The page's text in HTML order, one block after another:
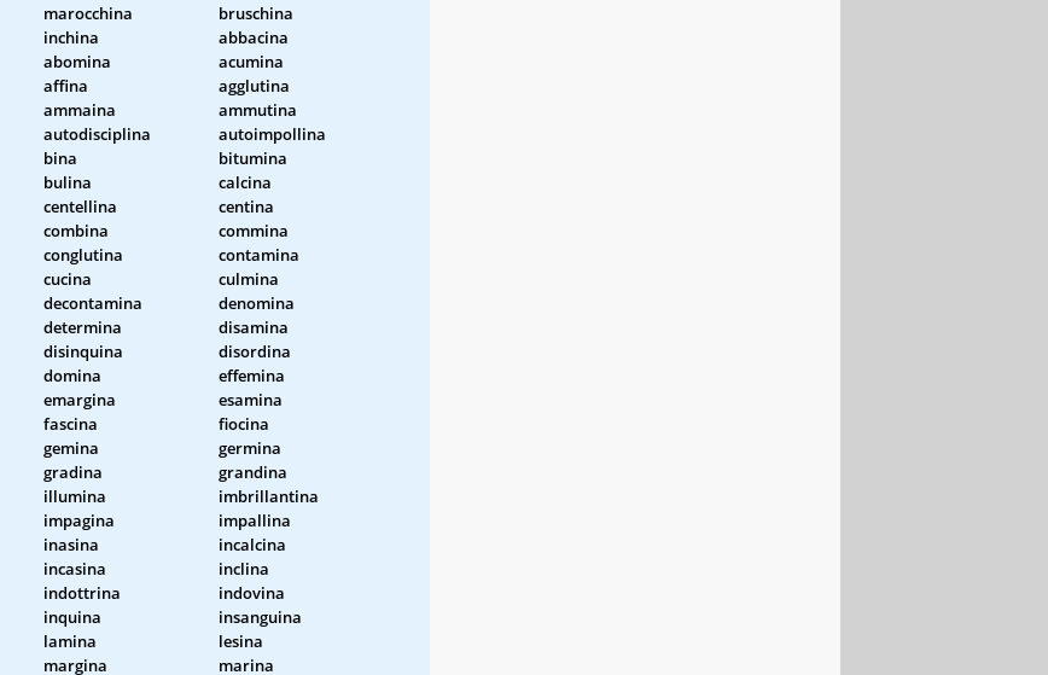
marocchina
bruschina
inchina
abbacina
abomina
acumina
affina
agglutina
ammaina
ammutina
autodisciplina
autoimpollina
bina
bitumina
bulina
calcina
centellina
centina
combina
commina
conglutina
contamina
cucina
culmina
decontamina
denomina
determina
disamina
disinquina
disordina
domina
effemina
emargina
esamina
fascina
fiocina
gemina
germina
gradina
grandina
illumina
imbrillantina
impagina
impallina
inasina
incalcina
incasina
inclina
indottrina
indovina
inquina
insanguina
lamina
lesina
margina
marina